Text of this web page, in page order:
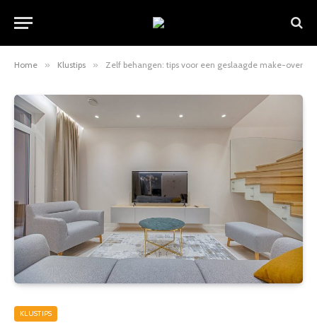
Home » Klustips » Zelf behangen: tips voor een geslaagde make-over
KLUSTIPS